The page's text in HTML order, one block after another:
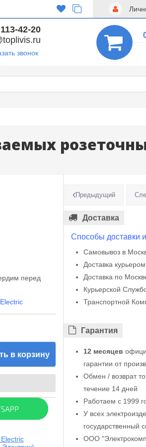
42-20
звонок
перед
в корзину
Предыдущий
Доставка
Способы доставки
Самовывоз в
Доставка курьером
Доставка по
Курьерской
Транспортной
Гарантия
12 месяцев
гарантии от
Обмен / возврат
течение 14 дней
Работаем с 1999
У всех
государственный
ООО